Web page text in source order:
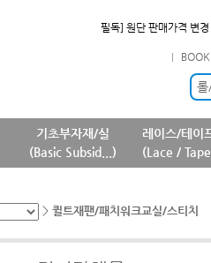
필독] 원단 판매가격 변경
필독] 판매 중단 패턴상
필독] 상품명 및 상품정보(
롤
기초부자재/실
(Basic Subsid...)
레이스/테이
(Lace /
> 퀼트재팬/패치워크교실/스티치